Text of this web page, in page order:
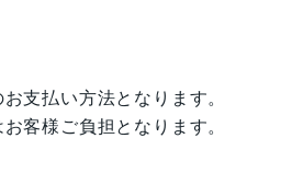
支払い方法となります。
客様ご負担となります。